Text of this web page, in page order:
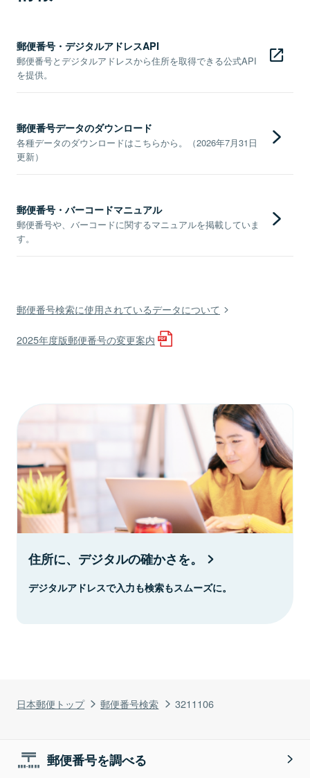
日本郵便トップ 郵便番号検索 3211106
郵便番号・デジタルアドレスAPI
郵便番号とデジタルアドレスから住所を取得できる公式API
を提供。
郵便番号データのダウンロード
各種データのダウンロードはこちらから。（2026年7月31日
更新）
郵便番号・バーコードマニュアル
郵便番号や、バーコードに関するマニュアルを掲載していま
す。
郵便番号検索に使用されているデータについて
2025年度版郵便番号の変更案内
住所に、デジタルの確かさを。
デジタルアドレスで入力も検索もスムーズに。
郵便番号を調べる